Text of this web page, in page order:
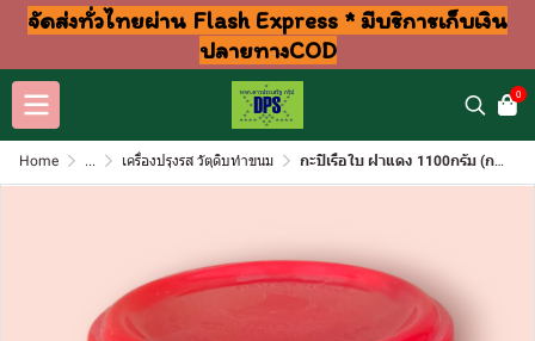
จัดส่งทั่วไทยผ่าน Flash Express * มีบริการเก็บเงิน
ปลายทางCOD
0
Home ... เครื่องปรุงรส วัตุดิบทำขนม กะปิเรือใบ ฝาแดง 1100กรัม (กระปุก)